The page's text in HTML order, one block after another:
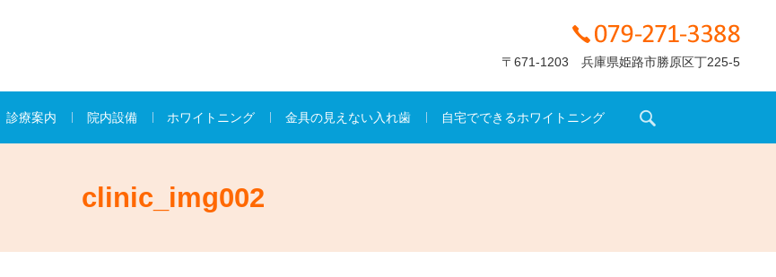
〒671-1203 兵庫県姫路市勝原区丁225-5
診療案内 院内設備 ホワイトニング 金具の見えない入れ歯 自宅でできるホワイトニング
clinic_img002